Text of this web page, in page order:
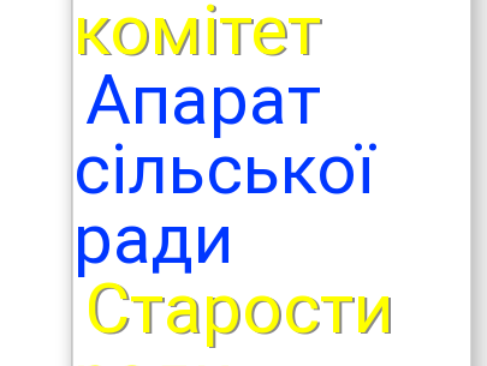
комітет
Апарат
сільської
ради
Старости